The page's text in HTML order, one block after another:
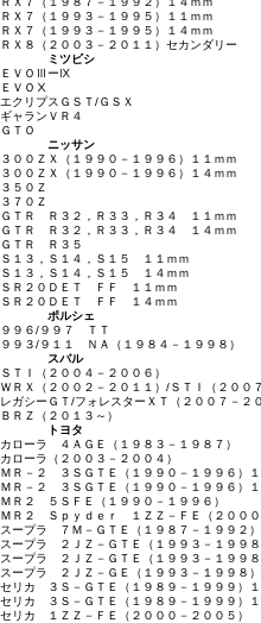
ＲＸ７（１９９３－１９９５）１１ｍｍ
ＲＸ７（１９９３－１９９５）１４ｍｍ
ＲＸ８（２００３－２０１１）セカンダリー
ミツビシ
ＥＶＯⅢーⅨ
ＥＶＯⅩ
エクリプスＧＳＴ/ＧＳＸ
ギャランＶＲ４
ＧＴＯ
ニッサン
３００ＺＸ（１９９０－１９９６）１１ｍｍ
３００ＺＸ（１９９０－１９９６）１４ｍｍ
３５０Ｚ
３７０Ｚ
ＧＴＲ Ｒ３２，Ｒ３３，Ｒ３４ １１ｍｍ
ＧＴＲ Ｒ３２，Ｒ３３，Ｒ３４ １４ｍｍ
ＧＴＲ Ｒ３５
Ｓ１３，Ｓ１４，Ｓ１５ １１ｍｍ
Ｓ１３，Ｓ１４，Ｓ１５ １４ｍｍ
ＳＲ２０ＤＥＴ ＦＦ １１ｍｍ
ＳＲ２０ＤＥＴ ＦＦ １４ｍｍ
ポルシェ
９９６/９９７ ＴＴ
９９３/９１１ ＮＡ（１９８４－１９９８）
スバル
ＳＴＩ（２００４－２００６）
ＷＲＸ（２００２－２０１１）/ＳＴＩ（２００
レガシーＧＴ/フォレスターＸＴ（２００７－２
ＢＲＺ（２０１３～）
トヨタ
カローラ ４ＡＧＥ（１９８３－１９８７）
カローラ（２００３－２００４）
ＭＲ－２ ３ＳＧＴＥ（１９９０－１９９６）
ＭＲ－２ ３ＳＧＴＥ（１９９０－１９９６）
ＭＲ２ ５ＳＦＥ（１９９０－１９９６）
ＭＲ２ Ｓｐｙｄｅｒ １ＺＺ－ＦＥ（２０００
スープラ ７Ｍ－ＧＴＥ（１９８７－１９９２）
スープラ ２ＪＺ－ＧＴＥ（１９９３－１９９
スープラ ２ＪＺ－ＧＴＥ（１９９３－１９９
スープラ ２ＪＺ－ＧＥ（１９９３－１９９８）
セリカ ３Ｓ－ＧＴＥ（１９８９－１９９９）
セリカ ３Ｓ－ＧＴＥ（１９８９－１９９９）
セリカ １ＺＺ－ＦＥ（２０００－２００５）